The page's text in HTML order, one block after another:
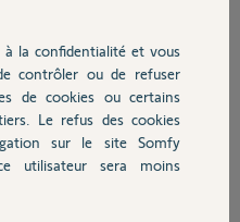
de discussion
la confidentialité et vous
contrôler ou de refuser
de cookies ou certains
Le refus des cookies
sur le site Somfy
utilisateur sera moins